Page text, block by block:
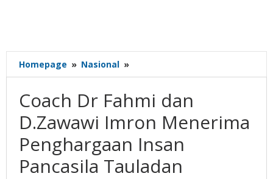
Homepage » Nasional »
Dr
dan
D.Zawawi
Imron
Menerima
Penghargaan
Insan
Coach Dr Fahmi dan
D.Zawawi Imron Menerima
Penghargaan Insan
Pancasila Tauladan